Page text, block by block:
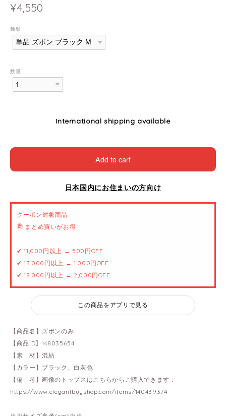
¥4,550
種類
数量
International shipping available
Add to cart
日本国内にお住まいの方向け
クーポン対象商品
🉐 まとめ買いがお得
✔ 11,000円以上 → 500円OFF
✔ 13,000円以上 → 1,000円OFF
✔ 18,000円以上 → 2,000円OFF
この商品をアプリで見る
【商品名】ズボンのみ
【商品ID】148035654
【素 材】混紡
【カラー】ブラック、白灰色
【備 考】画像のトップスはこちらからご購入できます：
https://www.elegantbuyshop.com/items/140439374